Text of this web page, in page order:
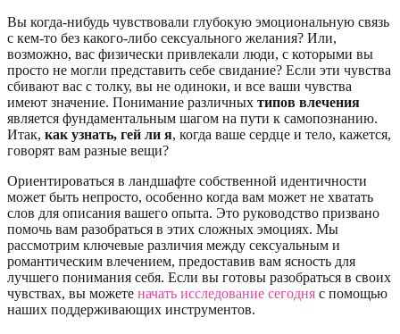
Вы когда-нибудь чувствовали глубокую эмоциональную связь
с кем-то без какого-либо сексуального желания? Или,
возможно, вас физически привлекали люди, с которыми вы
просто не могли представить себе свидание? Если эти чувства
сбивают вас с толку, вы не одиноки, и все ваши чувства
имеют значение. Понимание различных типов влечения
является фундаментальным шагом на пути к самопознанию.
Итак, как узнать, гей ли я, когда ваше сердце и тело, кажется,
говорят вам разные вещи?
Ориентироваться в ландшафте собственной идентичности
может быть непросто, особенно когда вам может не хватать
слов для описания вашего опыта. Это руководство призвано
помочь вам разобраться в этих сложных эмоциях. Мы
рассмотрим ключевые различия между сексуальным и
романтическим влечением, предоставив вам ясность для
лучшего понимания себя. Если вы готовы разобраться в своих
чувствах, вы можете начать исследование сегодня с помощью
наших поддерживающих инструментов.